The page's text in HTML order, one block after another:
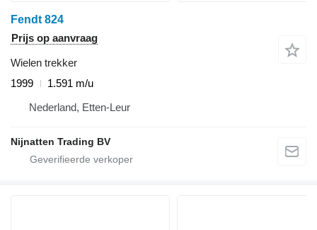
Fendt 824
Prijs op aanvraag
Wielen trekker
1999
1.591 m/u
Nederland, Etten-Leur
Nijnatten Trading BV